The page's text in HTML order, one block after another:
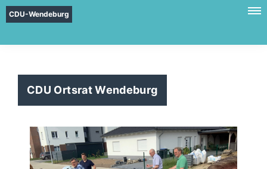
CDU-Wendeburg
CDU Ortsrat Wendeburg